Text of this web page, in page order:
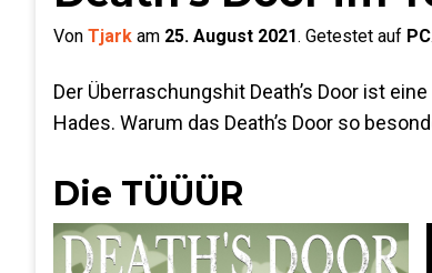
Von Tjark am 25. August 2021. Getestet auf PC.
Der Überraschungshit Death’s Door ist
Hades. Warum das Death’s Door so
Die TÜÜÜR